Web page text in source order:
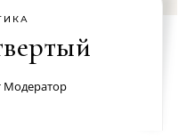
Модератор